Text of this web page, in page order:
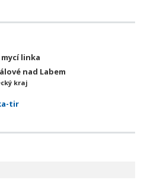
mycí linka
nad Labem
kraj
tir